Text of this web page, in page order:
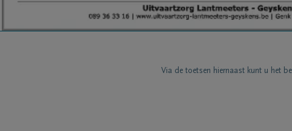
Via de toetsen hiernaast kunt u het